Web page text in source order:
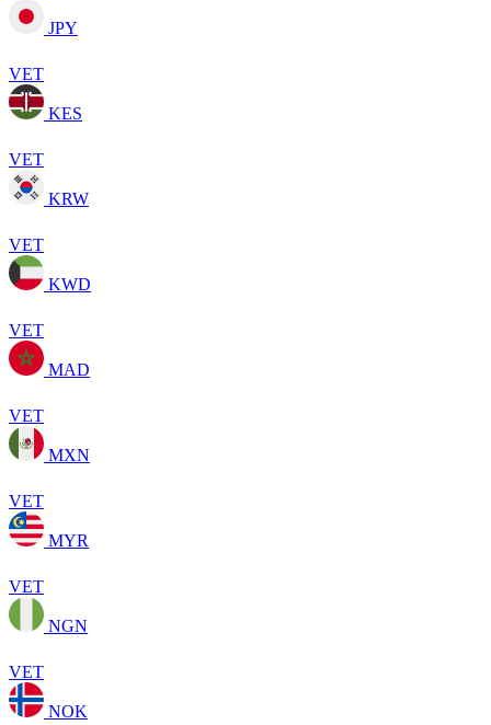
JPY
VET
KES
VET
KRW
VET
KWD
VET
MAD
VET
MXN
VET
MYR
VET
NGN
VET
NOK